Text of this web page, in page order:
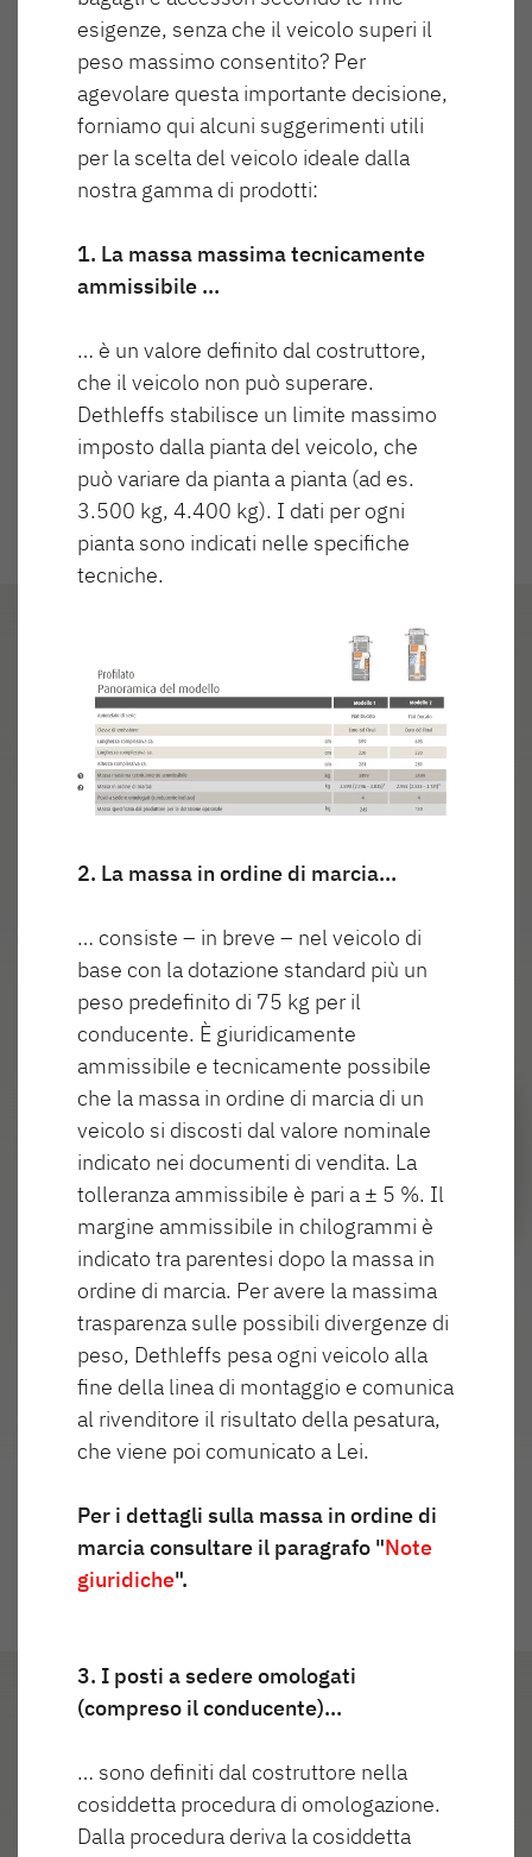
NOMAD
BEDUIN
SCANDINAVIA
Caravan
Ai caravan
Camper
Camper Van
Accessori originali Dethleffs
Service
Concessionari
520 ELT
530 DR 530 FSK
540 QMK 550 ESK
560 FMK 730 FKR
729 cm 230 cm
282 cm
Posti letto max.
3
Massa massima tecnicamente
ammissibile
Prezzo
Layout 490
EST
Highlights
Highlights
Vista
esterna
Ricerca concessionari Dethleffs
Trovate il concessionario Dethleffs più vicino
esigenze, senza che il veicolo superi il
peso massimo consentito? Per
agevolare questa importante decisione,
forniamo qui alcuni suggerimenti utili
per la scelta del veicolo ideale dalla
nostra gamma di prodotti:
1. La massa massima tecnicamente
ammissibile …
… è un valore definito dal costruttore,
che il veicolo non può superare.
Dethleffs stabilisce un limite massimo
imposto dalla pianta del veicolo, che
può variare da pianta a pianta (ad es.
3.500 kg, 4.400 kg). I dati per ogni
pianta sono indicati nelle specifiche
tecniche.
2. La massa in ordine di marcia…
… consiste – in breve – nel veicolo di
base con la dotazione standard più un
peso predefinito di 75 kg per il
conducente. È giuridicamente
ammissibile e tecnicamente possibile
che la massa in ordine di marcia di un
veicolo si discosti dal valore nominale
indicato nei documenti di vendita. La
tolleranza ammissibile è pari a ± 5 %. Il
margine ammissibile in chilogrammi è
indicato tra parentesi dopo la massa in
ordine di marcia. Per avere la massima
trasparenza sulle possibili divergenze di
peso, Dethleffs pesa ogni veicolo alla
fine della linea di montaggio e comunica
al rivenditore il risultato della pesatura,
che viene poi comunicato a Lei.
Per i dettagli sulla massa in ordine di
marcia consultare il paragrafo "Note
giuridiche".
3. I posti a sedere omologati
(compreso il conducente)…
… sono definiti dal costruttore nella
cosiddetta procedura di omologazione.
Dalla procedura deriva la cosiddetta